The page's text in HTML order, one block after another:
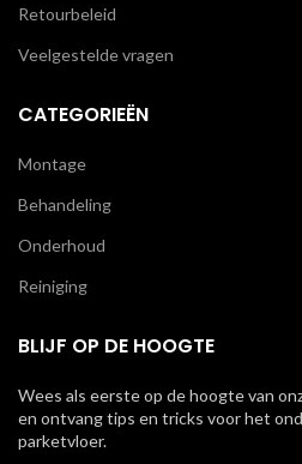
Retourbeleid
Veelgestelde vragen
CATEGORIEËN
Montage
Behandeling
Onderhoud
Reiniging
BLIJF OP DE HOOGTE
Wees als eerste op de hoogte van
en ontvang tips en tricks voor het
parketvloer.